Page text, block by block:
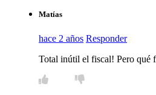
Matías
hace 2 años Responder
Total inútil el fiscal! Pero qué